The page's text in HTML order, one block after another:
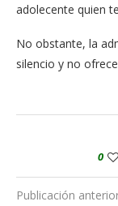
adolecente quien
No obstante, la
silencio y no
0
Publicación